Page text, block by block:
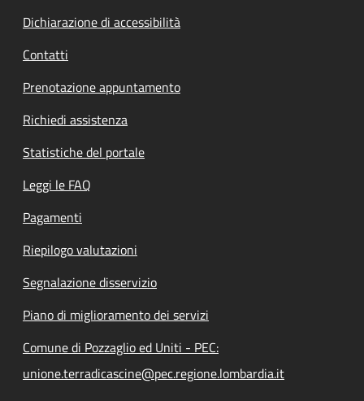
Dichiarazione di accessibilità
Contatti
Prenotazione appuntamento
Richiedi assistenza
Statistiche del portale
Leggi le FAQ
Pagamenti
Riepilogo valutazioni
Segnalazione disservizio
Piano di miglioramento dei servizi
Comune di Pozzaglio ed Uniti - PEC:
unione.terradicascine@pec.regione.lombardia.it